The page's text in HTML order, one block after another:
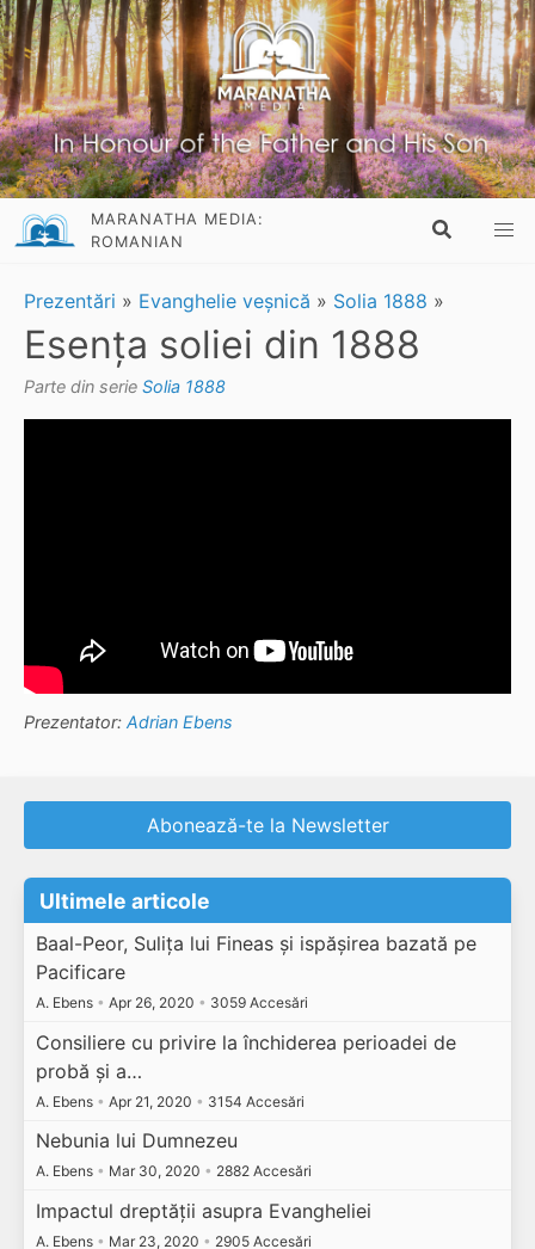
MARANATHA MEDIA:
ROMANIAN
Prezentări » Evanghelie veșnică » Solia 1888 »
Esența soliei din 1888
Parte din serie Solia 1888
Prezentator: Adrian Ebens
Abonează-te la Newsletter
Ultimele articole
Baal-Peor, Sulița lui Fineas și ispășirea bazată pe
Pacificare
A. Ebens • Apr 26, 2020 • 3059 Accesări
Consiliere cu privire la închiderea perioadei de
probă și a…
A. Ebens • Apr 21, 2020 • 3154 Accesări
Nebunia lui Dumnezeu
A. Ebens • Mar 30, 2020 • 2882 Accesări
Impactul dreptății asupra Evangheliei
A. Ebens • Mar 23, 2020 • 2905 Accesări